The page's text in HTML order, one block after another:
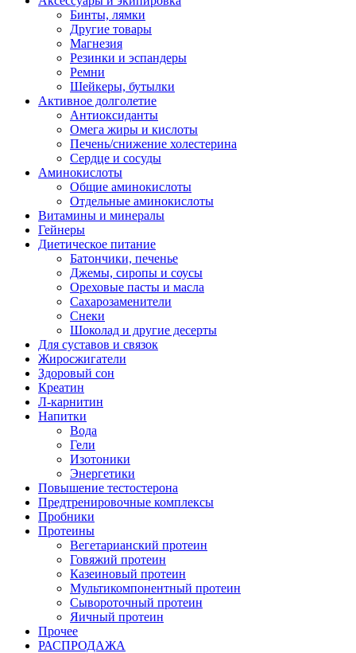
Бинты, лямки
Другие товары
Магнезия
Резинки и эспандеры
Ремни
Шейкеры, бутылки
Активное долголетие
Антиоксиданты
Омега жиры и кислоты
Печень/снижение холестерина
Сердце и сосуды
Аминокислоты
Общие аминокислоты
Отдельные аминокислоты
Витамины и минералы
Гейнеры
Диетическое питание
Батончики, печенье
Джемы, сиропы и соусы
Ореховые пасты и масла
Сахарозаменители
Снеки
Шоколад и другие десерты
Для суставов и связок
Жиросжигатели
Здоровый сон
Креатин
Л-карнитин
Напитки
Вода
Гели
Изотоники
Энергетики
Повышение тестостерона
Предтренировочные комплексы
Пробники
Протеины
Вегетарианский протеин
Говяжий протеин
Казеиновый протеин
Мультикомпонентный протеин
Сывороточный протеин
Яичный протеин
Прочее
РАСПРОДАЖА